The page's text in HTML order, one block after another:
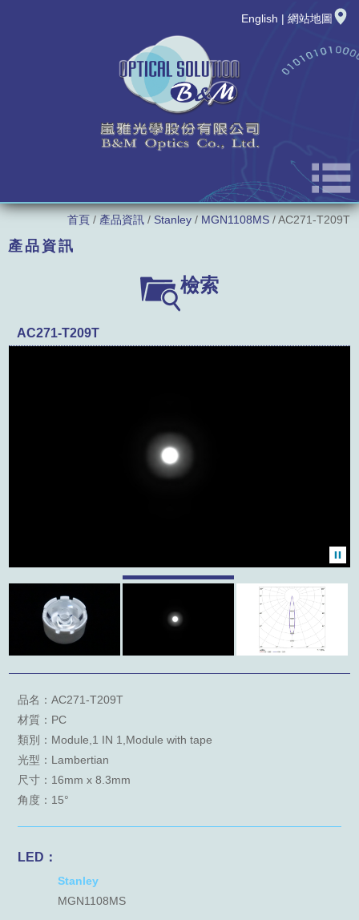
English | 網站地圖
公司簡介
新品發表
產品資訊
型錄下載
首頁/ 產品資訊/ Stanley/ MGN1108MS/ AC271-T209T
產品資訊
檢索
AC271-T209T
品名：AC271-T209T
材質：PC
類別：Module,1 IN 1,Module with tape
光型：Lambertian
尺寸：16mm x 8.3mm
角度：15°
LED：
Stanley
MGN1108MS